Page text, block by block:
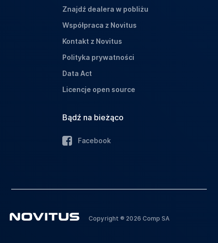
Znajdź dealera w pobliżu
Współpraca z Novitus
Kontakt z Novitus
Polityka prywatności
Data Act
Licencje open source
Bądź na bieżąco
Facebook
Copyright ® 2026 Comp SA